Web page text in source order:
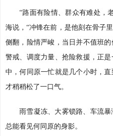
“路面有险情、群众有难处，
海说，“冲锋在前，是他刻在骨子
侧翻，险情严峻，当日并不值班
警戒、调度力量、抢险救援，正
中，何同原一忙就是几个小时，
才稍稍松了一口气。
雨雪凝冻、大雾锁路、车流
总能看见何同原的身影。